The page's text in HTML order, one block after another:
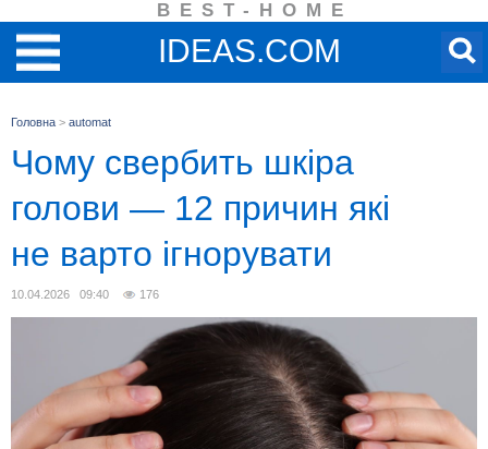
BEST-HOME
IDEAS.COM
Головна > automat
Чому свербить шкіра
голови — 12 причин які
не варто ігнорувати
10.04.2026 09:40 176